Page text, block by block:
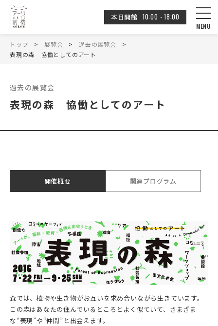
本日開館 10:00 - 18:00
トップ 展覧会
過去の展覧会
表現の森 協働としてのアート
過去の展覧会
表現の森 協働としてのアート
開催概要 関連プログラム
森では、植物や生き物がお互いを求め合いながら生きています。
この森はあなたの住んでいるところとよく似ていて、さまざま
な“表現”や“仲間”と出会えます。